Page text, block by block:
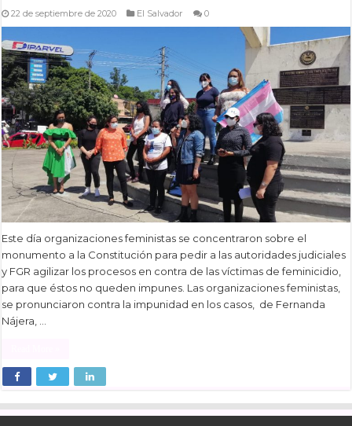
22 de septiembre de 2020 El Salvador 0
Este día organizaciones feministas se concentraron sobre el
monumento a la Constitución para pedir a las autoridades judiciales
y FGR agilizar los procesos en contra de las víctimas de feminicidio,
para que éstos no queden impunes. Las organizaciones feministas,
se pronunciaron contra la impunidad en los casos, de Fernanda
Nájera, …